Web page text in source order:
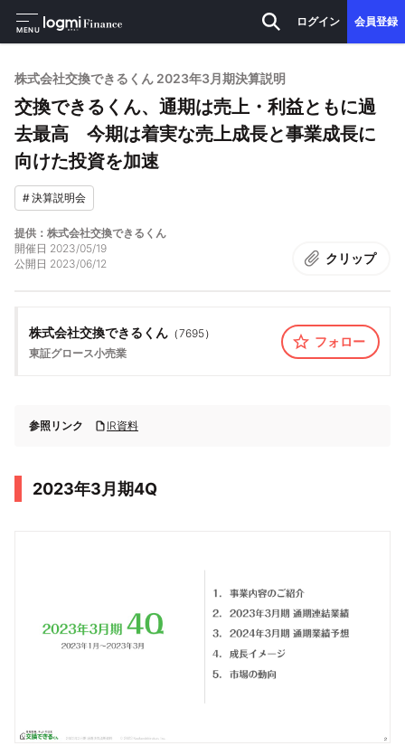
MENU
ログイン 会員登録
株式会社交換できるくん 2023年3月期決算説明
交換できるくん、通期は売上・利益ともに過
去最高 今期は着実な売上成長と事業成長に
向けた投資を加速
#決算説明会
提供：株式会社交換できるくん
開催日 2023/05/19
公開日 2023/06/12 クリップ
株式会社交換できるくん （7695）
東証グロース小売業
フォロー
参照リンク IR資料
2023年3月期4Q